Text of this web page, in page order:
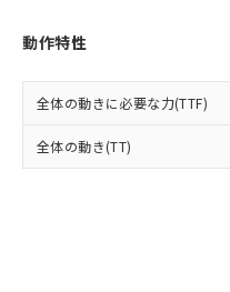
動作特性
全体の動きに必要な力(TTF)
全体の動き(TT)
品・サービ
引・商談に必
※当社の共同
の共同利用
とができます。
EU RoHS指令（10
51物質の非含有証
合意する